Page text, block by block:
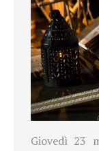
Giovedì 23